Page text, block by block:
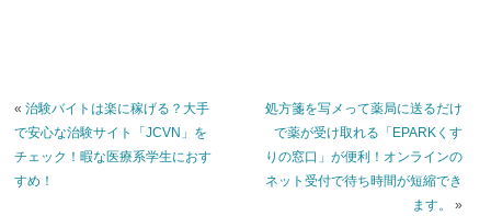
b
o
o
a
«治験バイトは楽に稼げる？大手
で安心な治験サイト「JCVN」を
チェック！暇な医療系学生におす
すめ！
処方箋を写メって薬局に送るだけ
で薬が受け取れる「EPARKくす
りの窓口」が便利！オンラインの
ネット受付で待ち時間が短縮でき
ます。
»